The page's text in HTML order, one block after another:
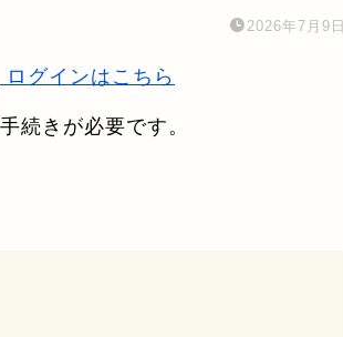
2026年7月9日
ログインはこちら
続きが必要です。